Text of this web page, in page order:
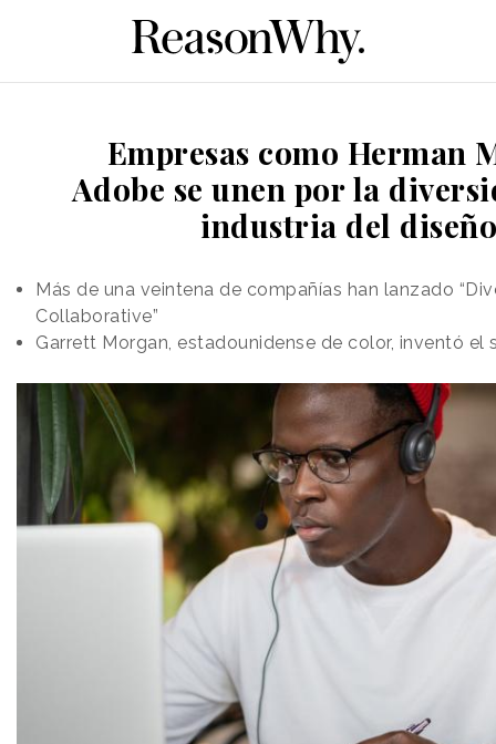
Empresas como Herman
Adobe se unen por la
industria del diseño
Más de una veintena de compañías han lanzado
Collaborative”
Garrett Morgan, estadounidense de color, inventó el